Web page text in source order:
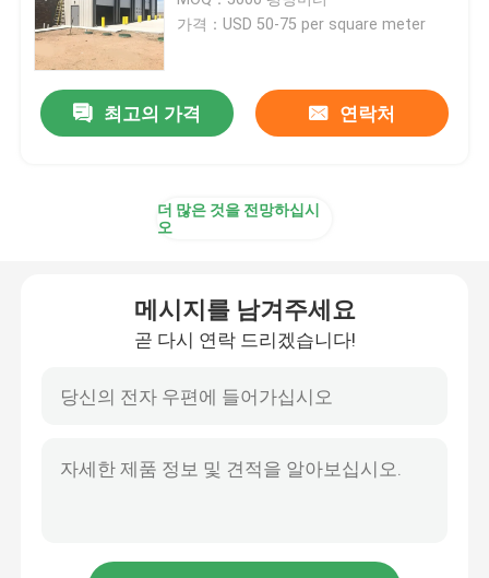
미리 제조하는 강철 빌딩
철골 구조물 플랫폼
철골 구조물 피그 하우스
상업적 강철 골조 건물
철골 구조물 경기장
가격：USD 50-75 per square meter
최고의 가격 연락처
더 많은 것을 전망하십시
오
메시지를 남겨주세요
곧 다시 연락 드리겠습니다!